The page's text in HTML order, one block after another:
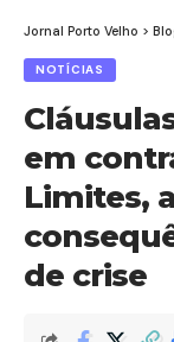
Jornal Porto Velho >
NOTÍCIAS
em
Limites,
de crise